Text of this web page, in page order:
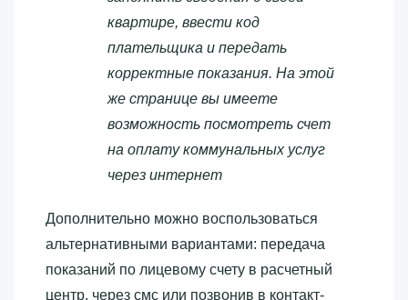
квартире, ввести код
плательщика и передать
корректные показания. На этой
же странице вы имеете
возможность посмотреть счет
на оплату коммунальных услуг
через интернет
Дополнительно можно воспользоваться
альтернативными вариантами: передача
показаний по лицевому счету в расчетный
центр, через смс или позвонив в контакт-